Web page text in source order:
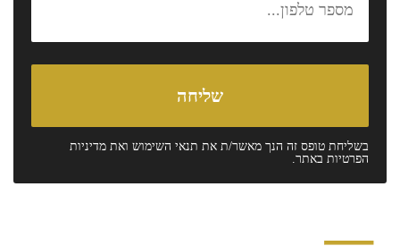
בשליחת טופס זה הנך מאשר/ת את תנאי השימוש ואת מדיניות
הפרטיות באתר.